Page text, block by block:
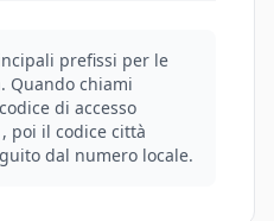
prefissi per le
Quando chiami
di accesso
poi il codice città
dal numero locale.